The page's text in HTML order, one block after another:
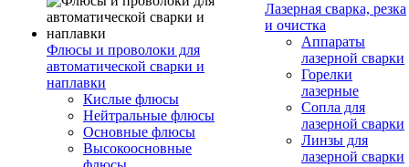
Флюсы и проволоки для
автоматической сварки и
наплавки
Кислые флюсы
Нейтральные флюсы
Основные флюсы
Высокоосновные
Лазерная сварка, резка
и очистка
Аппараты
лазерной сварки
Горелки
лазерные
Сопла для
лазерной сварки
Линзы для
лазерной сварки